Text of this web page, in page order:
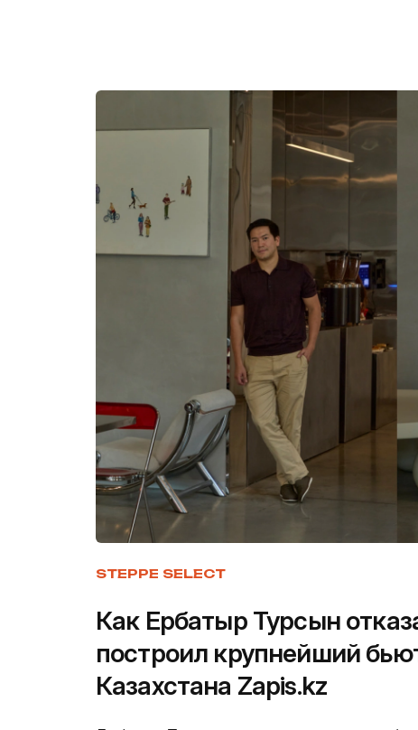
STEPPE SELECT
Как Ербатыр Турсын
построил крупнейший
Казахстана Zapis.kz